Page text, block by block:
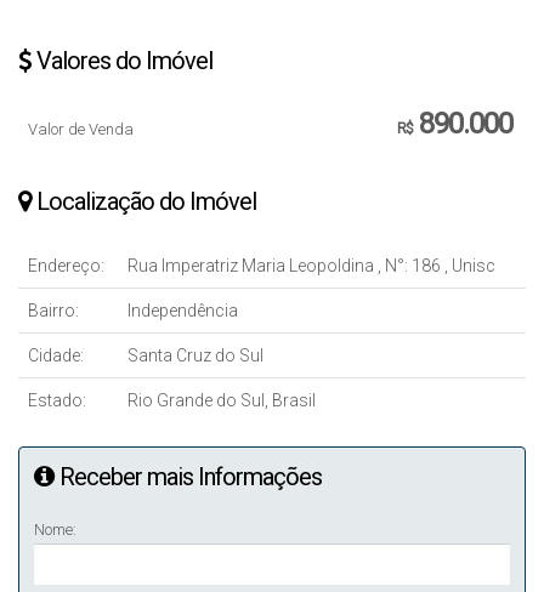
Valores do Imóvel
R$890.000
Valor de Venda
Localização do Imóvel
Endereço: Rua Imperatriz Maria Leopoldina , N°: 186 , Unisc
Bairro: Independência
Cidade: Santa Cruz do Sul
Estado: Rio Grande do Sul, Brasil
Receber mais Informações
Nome: